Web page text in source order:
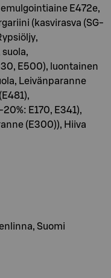
E472e,
(kasvirasva (SG-
E500), luontainen
Leivänparanne
E170, E341),
(E300)), Hiiva
Suomi